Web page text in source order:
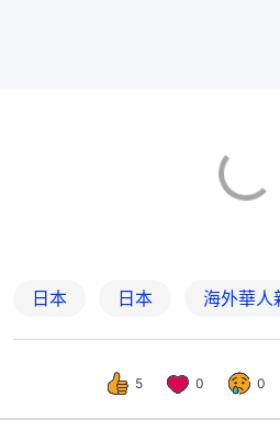
日本 日本 海外華人
5 0 0